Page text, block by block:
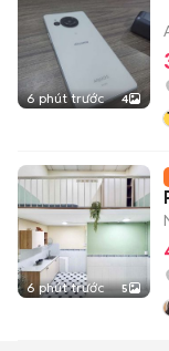
6 phút trước 4
6 phút trước 5